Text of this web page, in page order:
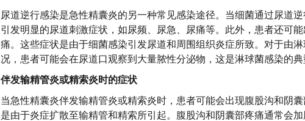
尿道逆行感染是急性精囊炎的另一种常见感染途径。当细菌通过尿道
引发明显的尿道刺激症状，如尿频、尿急、尿痛等。此外，患者还可
痛。这些症状是由于细菌感染引发尿道和周围组织炎症所致。对于由
况，患者可能会在尿道口观察到大量脓性分泌物，这是淋球菌感染的典
伴发输精管炎或精索炎时的症状
当急性精囊炎伴发输精管炎或精索炎时，患者可能会出现腹股沟和阴
是由于炎症扩散至输精管和精索所引起。腹股沟和阴囊部疼痛通常会